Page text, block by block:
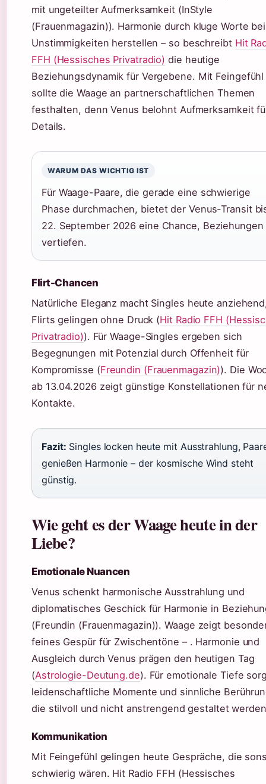
mit ungeteilter Aufmerksamkeit (InStyle
(Frauenmagazin)). Harmonie durch kluge Worte bei
Unstimmigkeiten herstellen – so beschreibt Hit
FFH (Hessisches Privatradio) die heutige
Beziehungsdynamik für Vergebene. Mit Feingefühl
sollte die Waage an partnerschaftlichen Themen
festhalten, denn Venus belohnt Aufmerksamkeit
Details.
WARUM DAS WICHTIG IST
Für Waage-Paare, die gerade eine schwierige
Phase durchmachen, bietet der Venus-Transit
22. September 2026 eine Chance, Beziehungen
vertiefen.
Flirt-Chancen
Natürliche Eleganz macht Singles heute
Flirts gelingen ohne Druck (Hit Radio FFH
Privatradio)). Für Waage-Singles ergeben sich
Begegnungen mit Potenzial durch Offenheit für
Kompromisse (Freundin (Frauenmagazin)). Die
ab 13.04.2026 zeigt günstige Konstellationen für
Kontakte.
Fazit: Singles locken heute mit Ausstrahlung,
genießen Harmonie – der kosmische Wind steht
günstig.
Wie geht es der Waage heute in der
Liebe?
Emotionale Nuancen
Venus schenkt harmonische Ausstrahlung und
diplomatisches Geschick für Harmonie in
(Freundin (Frauenmagazin)). Waage zeigt
feines Gespür für Zwischentöne – . Harmonie und
Ausgleich durch Venus prägen den heutigen Tag
(Astrologie-Deutung.de). Für emotionale Tiefe
leidenschaftliche Momente und sinnliche
die stilvoll und nicht anstrengend gestaltet
Kommunikation
Mit Feingefühl gelingen heute Gespräche, die
schwierig wären. Hit Radio FFH (Hessisches